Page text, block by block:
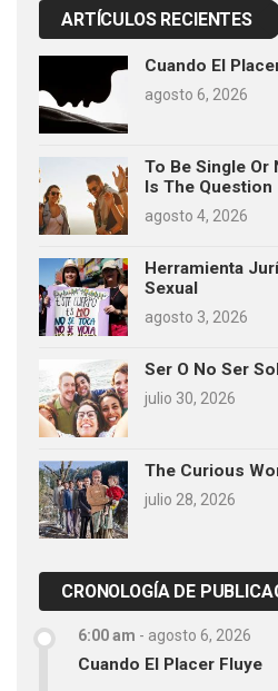
ARTÍCULOS RECIENTES
Cuando El
agosto 6, 2026
To Be Single Or
Is The Question
agosto 4, 2026
Herramienta
Sexual
agosto 3, 2026
Ser O No Ser
julio 30, 2026
The Curious
julio 28, 2026
CRONOLOGÍA DE
6:00 am - agosto 6, 2026
Cuando El Placer Fluye